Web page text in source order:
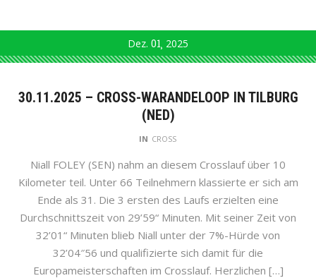
Dez. 01 2025
30.11.2025 – CROSS-WARANDELOOP IN TILBURG
(NED)
IN CROSS
Niall FOLEY (SEN) nahm an diesem Crosslauf über 10
Kilometer teil. Unter 66 Teilnehmern klassierte er sich am
Ende als 31. Die 3 ersten des Laufs erzielten eine
Durchschnittszeit von 29’59“ Minuten. Mit seiner Zeit von
32’01“ Minuten blieb Niall unter der 7%-Hürde von
32’04″56 und qualifizierte sich damit für die
Europameisterschaften im Crosslauf. Herzlichen […]